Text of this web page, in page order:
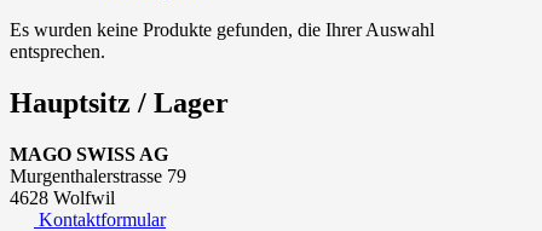
Es wurden keine Produkte gefunden, die Ihrer Auswahl
entsprechen.
Hauptsitz / Lager
MAGO SWISS AG
Murgenthalerstrasse 79
4628 Wolfwil
Kontaktformular